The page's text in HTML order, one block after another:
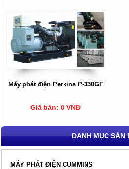
Máy phát điện Perkins P-330GF
Giá bán: 0 VNĐ
DANH MỤC SẢN
MÁY PHÁT ĐIỆN CUMMINS